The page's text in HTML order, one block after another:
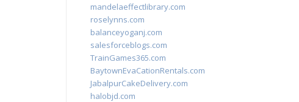
mandelaeffectlibrary.com
roselynns.com
balanceyoganj.com
salesforceblogs.com
TrainGames365.com
BaytownEvaCationRentals.com
JabalpurCakeDelivery.com
halobjd.com